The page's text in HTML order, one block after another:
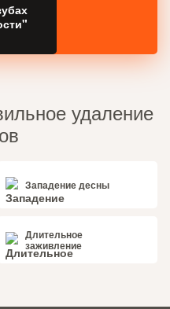
удаление
Западение десны
Длительное
заживление